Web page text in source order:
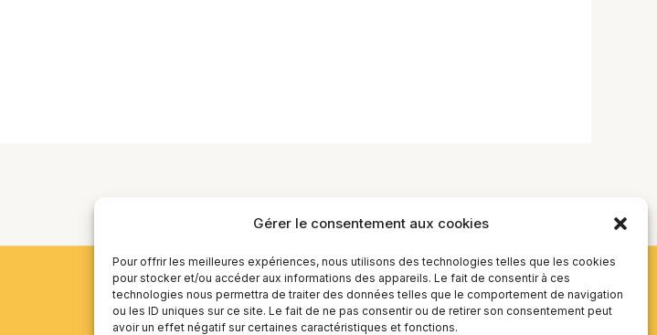
Gérer le consentement aux cookies
Pour offrir les meilleures expériences, nous utilisons des technologies telles que les cookies
pour stocker et/ou accéder aux informations des appareils. Le fait de consentir à ces
technologies nous permettra de traiter des données telles que le comportement de navigation
ou les ID uniques sur ce site. Le fait de ne pas consentir ou de retirer son consentement peut
avoir un effet négatif sur certaines caractéristiques et fonctions.